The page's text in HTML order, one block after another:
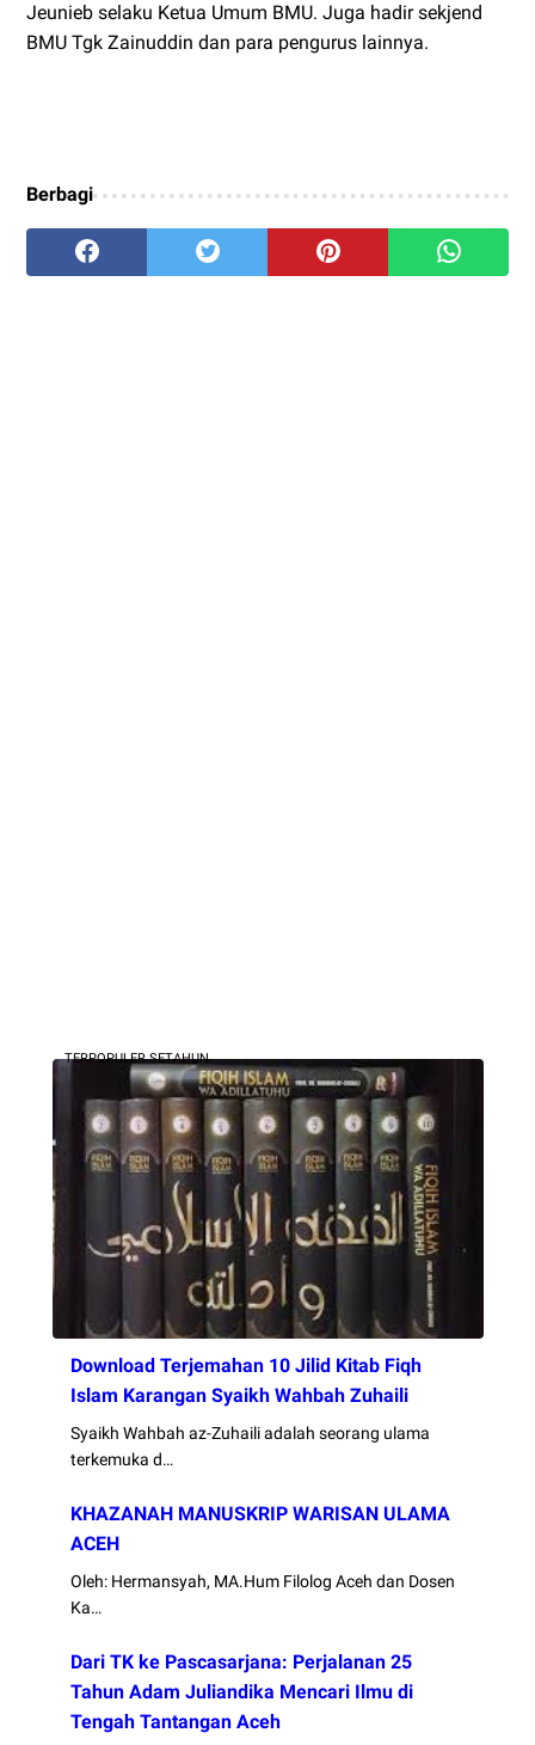
Jeunieb selaku Ketua Umum BMU. Juga hadir sekjend
BMU Tgk Zainuddin dan para pengurus lainnya.
Berbagi
TERPOPULER SETAHUN
Download Terjemahan 10 Jilid Kitab Fiqh
Islam Karangan Syaikh Wahbah Zuhaili
Syaikh Wahbah az-Zuhaili adalah seorang ulama
terkemuka d…
KHAZANAH MANUSKRIP WARISAN ULAMA
ACEH
Oleh: Hermansyah, MA.Hum Filolog Aceh dan Dosen
Ka…
Dari TK ke Pascasarjana: Perjalanan 25
Tahun Adam Juliandika Mencari Ilmu di
Tengah Tantangan Aceh